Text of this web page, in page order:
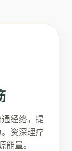
经络，提
资深理疗
能量。